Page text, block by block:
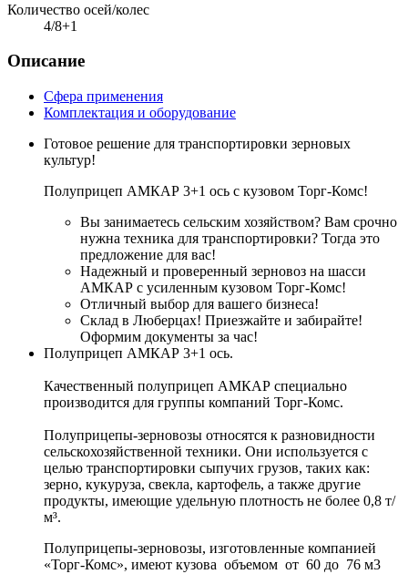
Количество осей/колес
4/8+1
Описание
Сфера применения
Комплектация и оборудование
Готовое решение для транспортировки зерновых
культур!
Полуприцеп АМКАР 3+1 ось с кузовом Торг-Комс!
Вы занимаетесь сельским хозяйством? Вам срочно
нужна техника для транспортировки? Тогда это
предложение для вас!
Надежный и проверенный зерновоз на шасси
АМКАР с усиленным кузовом Торг-Комс!
Отличный выбор для вашего бизнеса!
Склад в Люберцах! Приезжайте и забирайте!
Оформим документы за час!
Полуприцеп АМКАР 3+1 ось.
Качественный полуприцеп АМКАР специально
производится для группы компаний Торг-Комс.
Полуприцепы-зерновозы относятся к разновидности
сельскохозяйственной техники. Они используется с
целью транспортировки сыпучих грузов, таких как:
зерно, кукуруза, свекла, картофель, а также другие
продукты, имеющие удельную плотность не более 0,8 т/
м³.
Полуприцепы-зерновозы, изготовленные компанией
«Торг-Комс», имеют кузова объемом от 60 до 76 м3